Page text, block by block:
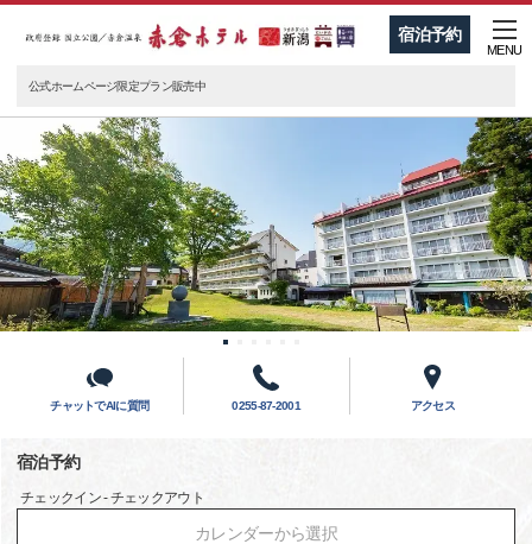
宿泊予約
MENU
公式ホームページ限定プラン販売中
チャットでAIに質問 0255-87-2001 アクセス
宿泊予約
チェックイン - チェックアウト
カレンダーから選択